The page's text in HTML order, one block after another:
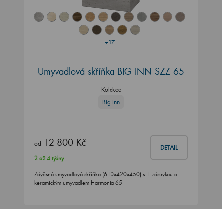
+17
Umyvadlová skříňka BIG INN SZZ 65
Kolekce
Big Inn
od 12 800 Kč DETAIL
2 až 4 týdny
Závěsná umyvadlová skříňka (610x420x450) s 1 zásuvkou a
keramickým umyvadlem Harmonia 65